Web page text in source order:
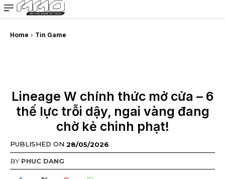
MMOSITE - Thông tin công nghệ
Bài viết nổi bật
Home Tin Game
Lineage W chính thức mở cửa – 6
thế lực trỗi dậy, ngai vàng đang
chờ kẻ chinh phạt!
PUBLISHED ON 28/05/2026
BY PHUC DANG